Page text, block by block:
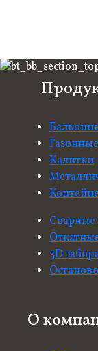
Калитки
Сварные
3D
О